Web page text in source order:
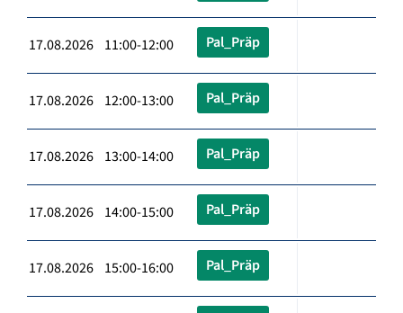
17.08.2026 11:00-12:00 Pal_Präp
17.08.2026 12:00-13:00 Pal_Präp
17.08.2026 13:00-14:00 Pal_Präp
17.08.2026 14:00-15:00 Pal_Präp
17.08.2026 15:00-16:00 Pal_Präp